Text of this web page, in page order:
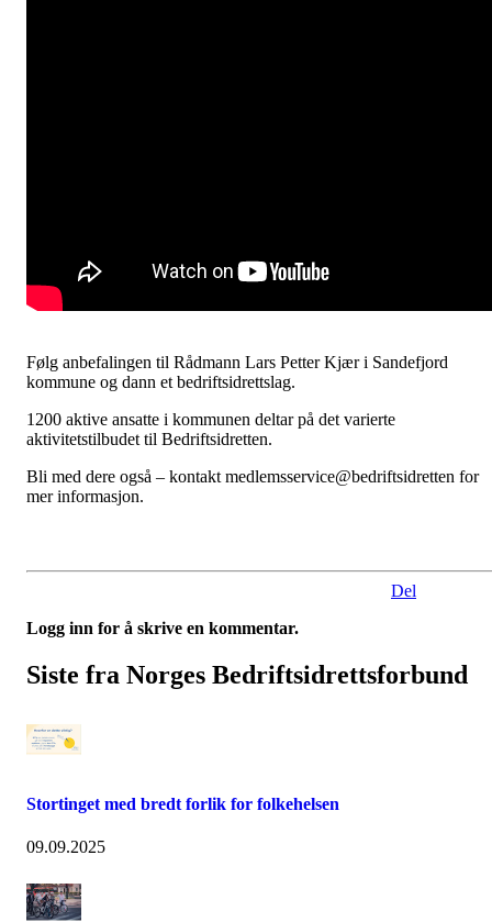
Følg anbefalingen til Rådmann Lars Petter Kjær i Sandefjord
kommune og dann et bedriftsidrettslag.
1200 aktive ansatte i kommunen deltar på det varierte
aktivitetstilbudet til Bedriftsidretten.
Bli med dere også – kontakt medlemsservice@bedriftsidretten for
mer informasjon.
Del
Logg inn for å skrive en kommentar.
Siste fra Norges Bedriftsidrettsforbund
Stortinget med bredt forlik for folkehelsen
09.09.2025